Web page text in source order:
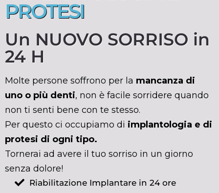
PROTESI
Un NUOVO SORRISO in
24 H
Molte persone soffrono per la mancanza di
uno o più denti, non è facile sorridere quando
non ti senti bene con te stesso.
Per questo ci occupiamo di implantologia e di
protesi di ogni tipo.
Tornerai ad avere il tuo sorriso in un giorno
senza dolore!
Riabilitazione Implantare in 24 ore